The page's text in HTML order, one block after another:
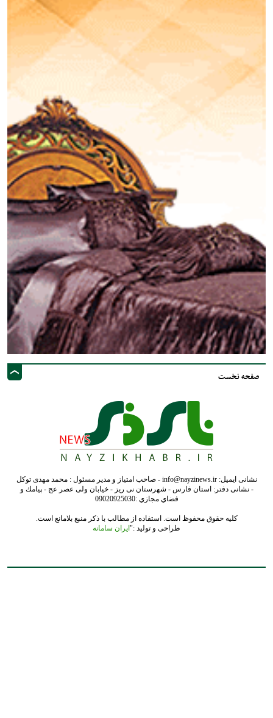
صفحه نخست
نشانی ایمیل: info@nayzinews.ir - صاحب امتیاز و مدیر مسئول : محمد مهدی توکل
- نشانی دفتر: استان فارس - شهرستان نی ریز - خیابان ولی عصر عج - پيامك و
فضاي مجازي :09020925030
کلیه حقوق محفوظ است. استفاده از مطالب با ذکر منبع بلامانع است.
طراحی و تولید :" ایران سامانه